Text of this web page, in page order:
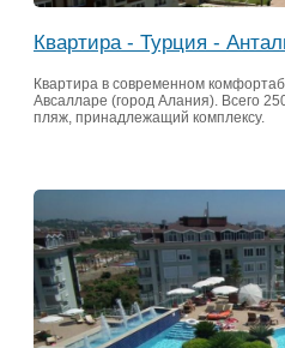
Квартира - Турция -
Квартира в современном
Авсалларе (город Алания). Всего
пляж, принадлежащий комплексу.